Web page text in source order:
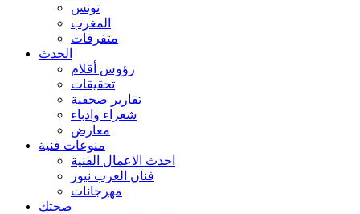
تونس
المغرب
متفرقات
الحدث
رؤوس أقلام
تحقيقات
تقارير صحفية
شعراء وادباء
معارض
منوعات فنية
احدث الاعمال الفنية
فنان العرب نيوز
مهرجانات
صحتك